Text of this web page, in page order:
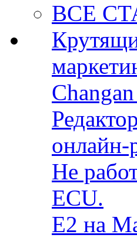
ВСЕ
онлайн-
Не
ECU.
E2 на